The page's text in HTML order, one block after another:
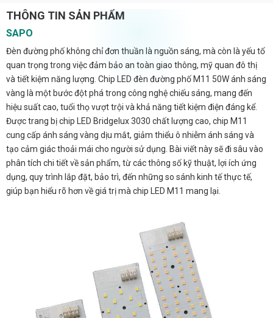
THÔNG TIN SẢN PHẨM
SAPO
Đèn đường phố không chỉ đơn thuần là nguồn sáng, mà còn là yếu tố
quan trọng trong việc đảm bảo an toàn giao thông, mỹ quan đô thị
và tiết kiệm năng lượng. Chip LED đèn đường phố M11 50W ánh sáng
vàng là một bước đột phá trong công nghệ chiếu sáng, mang đến
hiệu suất cao, tuổi thọ vượt trội và khả năng tiết kiệm điện đáng kể.
Được trang bị chip LED Bridgelux 3030 chất lượng cao, chip M11
cung cấp ánh sáng vàng dịu mắt, giảm thiểu ô nhiễm ánh sáng và
tạo cảm giác thoải mái cho người sử dụng. Bài viết này sẽ đi sâu vào
phân tích chi tiết về sản phẩm, từ các thông số kỹ thuật, lợi ích ứng
dụng, quy trình lắp đặt, bảo trì, đến những so sánh kinh tế thực tế,
giúp bạn hiểu rõ hơn về giá trị mà chip LED M11 mang lại.